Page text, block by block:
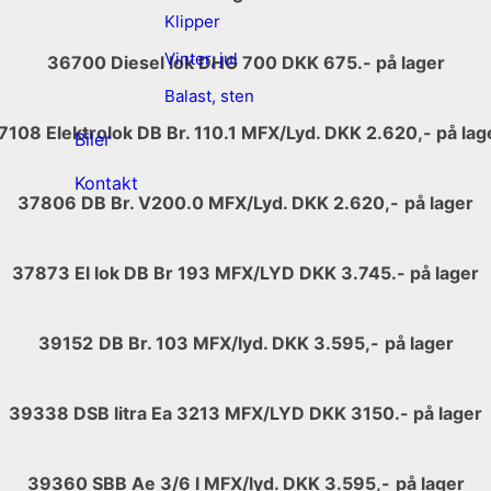
Klipper
Vinter, jul
Balast, sten
Biler
Kontakt
36700 Diesel lok DHG 700 DKK 675.- på lager
Elektrolok DB Br. 110.1 MFX/Lyd. DKK 2.620,- på
37806 DB Br. V200.0 MFX/Lyd. DKK 2.620,- på lager
37873 El lok DB Br 193 MFX/LYD DKK 3.745.- på lager
39152 DB Br. 103 MFX/lyd. DKK 3.595,- på lager
39338 DSB litra Ea 3213 MFX/LYD DKK 3150.- på lager
39360 SBB Ae 3/6 l MFX/lyd. DKK 3.595,- på lager